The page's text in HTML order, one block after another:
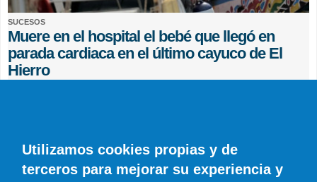
SUCESOS
Muere en el hospital el bebé que llegó en
parada cardiaca en el último cayuco de El
Hierro
Utilizamos cookies propias y de
terceros para mejorar su experiencia y